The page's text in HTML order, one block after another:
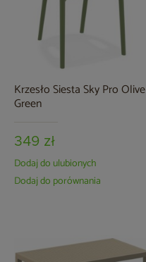
Krzesło Siesta Sky Pro Olive
Green
349 zł
Dodaj do ulubionych
Dodaj do porównania